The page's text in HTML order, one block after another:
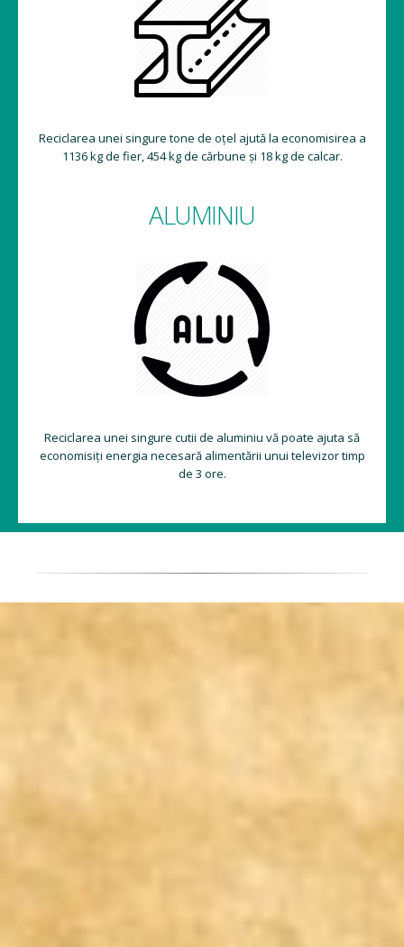
Reciclarea unei singure tone de oțel ajută la economisirea a
1136 kg de fier, 454 kg de cărbune și 18 kg de calcar.
ALUMINIU
Reciclarea unei singure cutii de aluminiu vă poate ajuta să
economisiți energia necesară alimentării unui televizor timp
de 3 ore.